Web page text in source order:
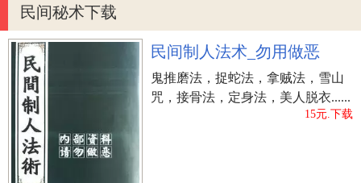
直面挫折永不放弃的心态、往上积极主动的能量。
魏：时期名，也作姓。
洲：五行为水，本意为水里的陆上。在姓名中本义
有梦想、有理想、雄心壮志等含意。
（3、）许逻辑思维
中国香港知名演员许冠文的大儿子。“冷面笑匠”许
冠文的大儿子许逻辑思维未来新参加2020年的华语
民间秘术下载
民间制人法术_勿用做恶
鬼推磨法，捉蛇法，拿贼法，雪山
咒，接骨法，定身法，美人脱衣......
15元.下载